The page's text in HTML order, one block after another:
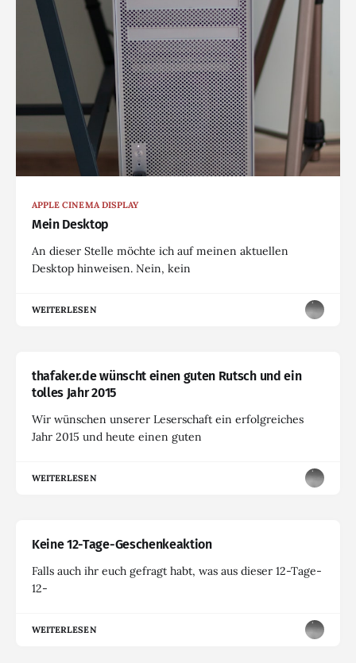
APPLE CINEMA DISPLAY
Mein Desktop
An dieser Stelle möchte ich auf meinen aktuellen
Desktop hinweisen. Nein, kein
WEITERLESEN
thafaker.de wünscht einen guten Rutsch und ein
tolles Jahr 2015
Wir wünschen unserer Leserschaft ein erfolgreiches
Jahr 2015 und heute einen guten
WEITERLESEN
Keine 12-Tage-Geschenkeaktion
Falls auch ihr euch gefragt habt, was aus dieser 12-Tage-
12-
WEITERLESEN